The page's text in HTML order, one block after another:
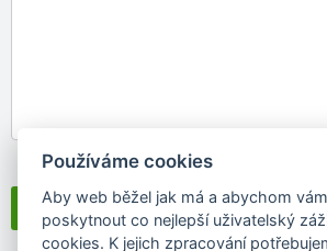
Souhlasím sezpracováním osobních údajů
Používáme cookies
Aby web běžel jak má a abychom
poskytnout co nejlepší uživatelský
cookies. K jejich zpracování